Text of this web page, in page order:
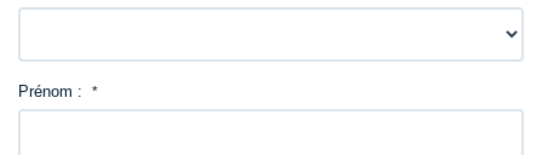
Prénom : *